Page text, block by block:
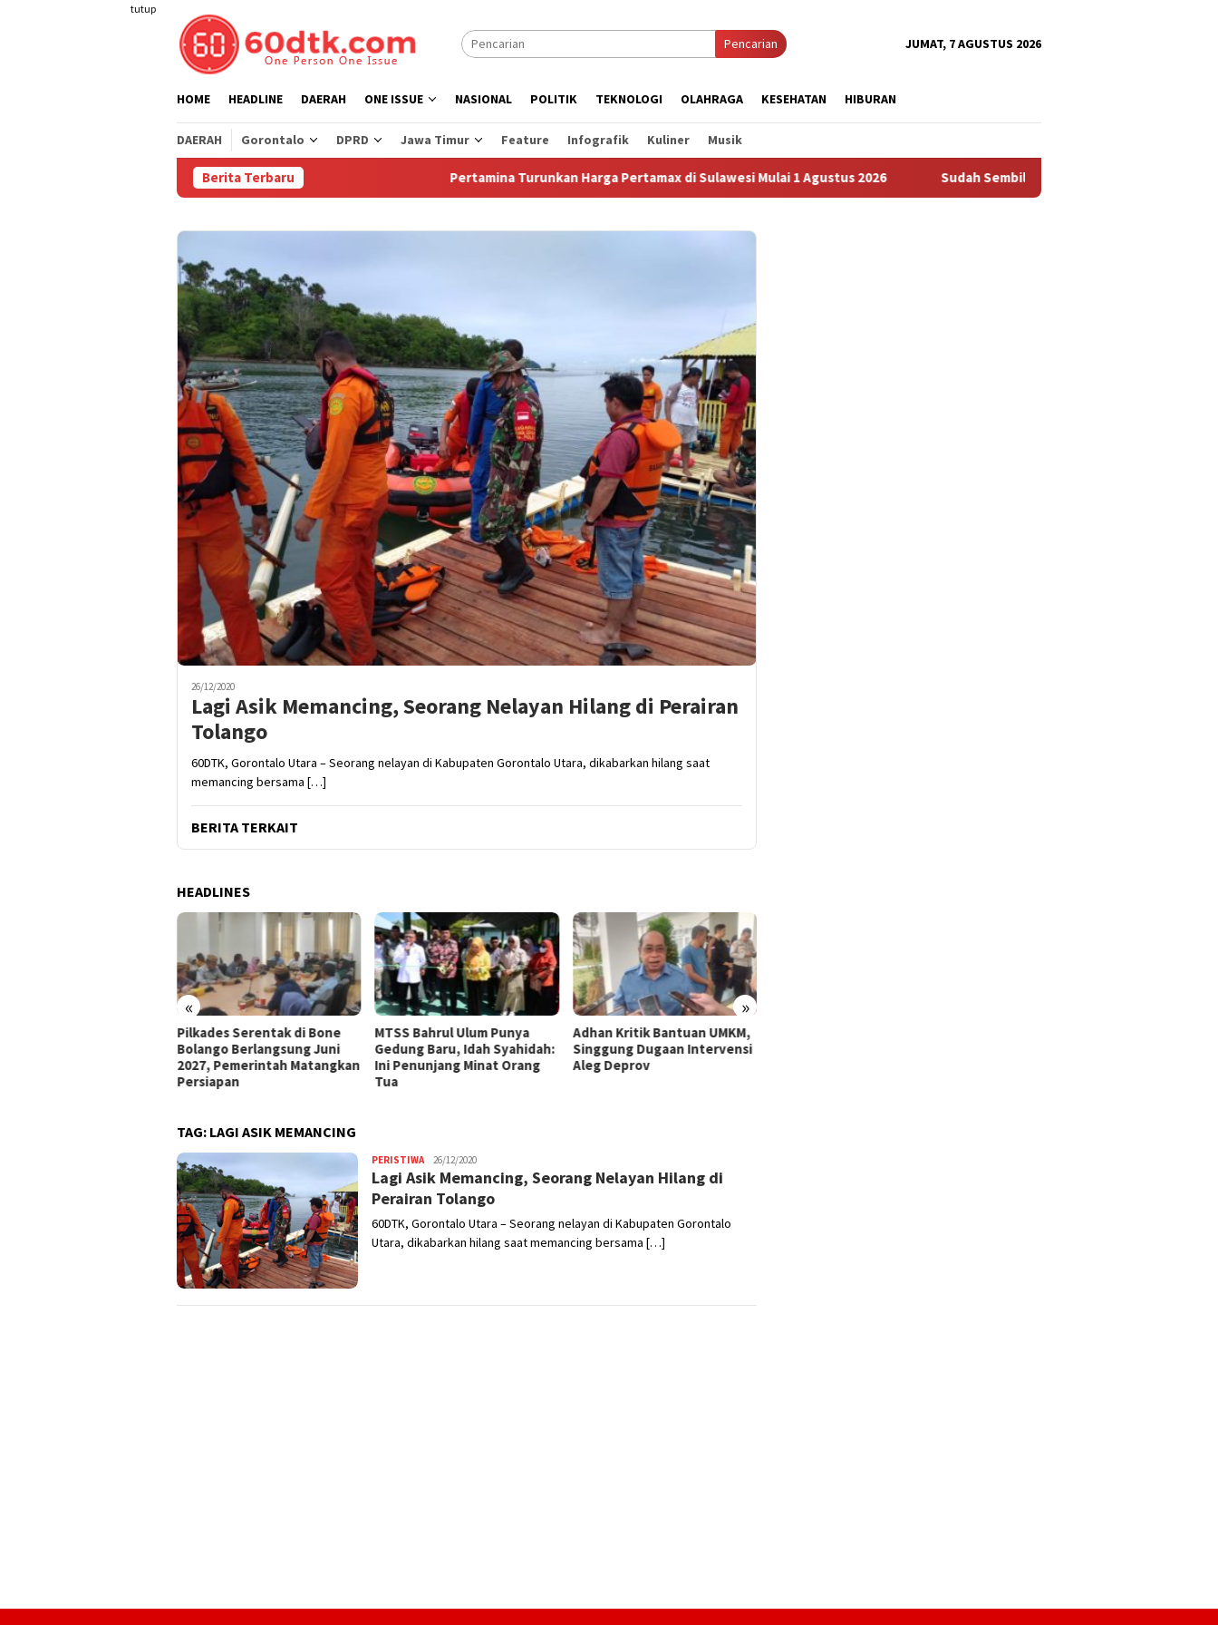
tutup
Pencarian JUMAT, 7 AGUSTUS 2026
HOME HEADLINE DAERAH ONE ISSUE NASIONAL POLITIK TEKNOLOGI OLAHRAGA KESEHATAN HIBURAN
DAERAH Gorontalo DPRD Jawa Timur Feature Infografik Kuliner Musik
Berita Terbaru Pertamina Turunkan Harga Pertamax di Sulawesi Mulai 1 Agustus 2026 Sudah Sembilan Hari Harga Beras Gorontalo
26/12/2020
Lagi Asik Memancing, Seorang Nelayan Hilang di Perairan
Tolango
60DTK, Gorontalo Utara – Seorang nelayan di Kabupaten Gorontalo Utara, dikabarkan hilang saat
memancing bersama […]
BERITA TERKAIT
HEADLINES
« »
Pilkades Serentak di Bone
Bolango Berlangsung Juni
2027, Pemerintah Matangkan
Persiapan
MTSS Bahrul Ulum Punya
Gedung Baru, Idah Syahidah:
Ini Penunjang Minat Orang
Tua
Adhan Kritik Bantuan UMKM,
Singgung Dugaan Intervensi
Aleg Deprov
TAG: LAGI ASIK MEMANCING
PERISTIWAUsman
Dai
26/12/2020
Lagi Asik Memancing, Seorang Nelayan Hilang di
Perairan Tolango
60DTK, Gorontalo Utara – Seorang nelayan di Kabupaten Gorontalo
Utara, dikabarkan hilang saat memancing bersama […]